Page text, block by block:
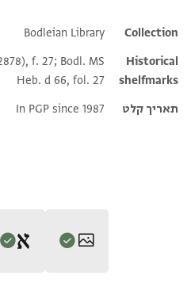
Additional metadata
Collection
Bodleian Library
Historical
shelfmarks
f. 27; Bodl. MS
Heb. d 66, fol. 27
תאריך קלט
In PGP since 1987